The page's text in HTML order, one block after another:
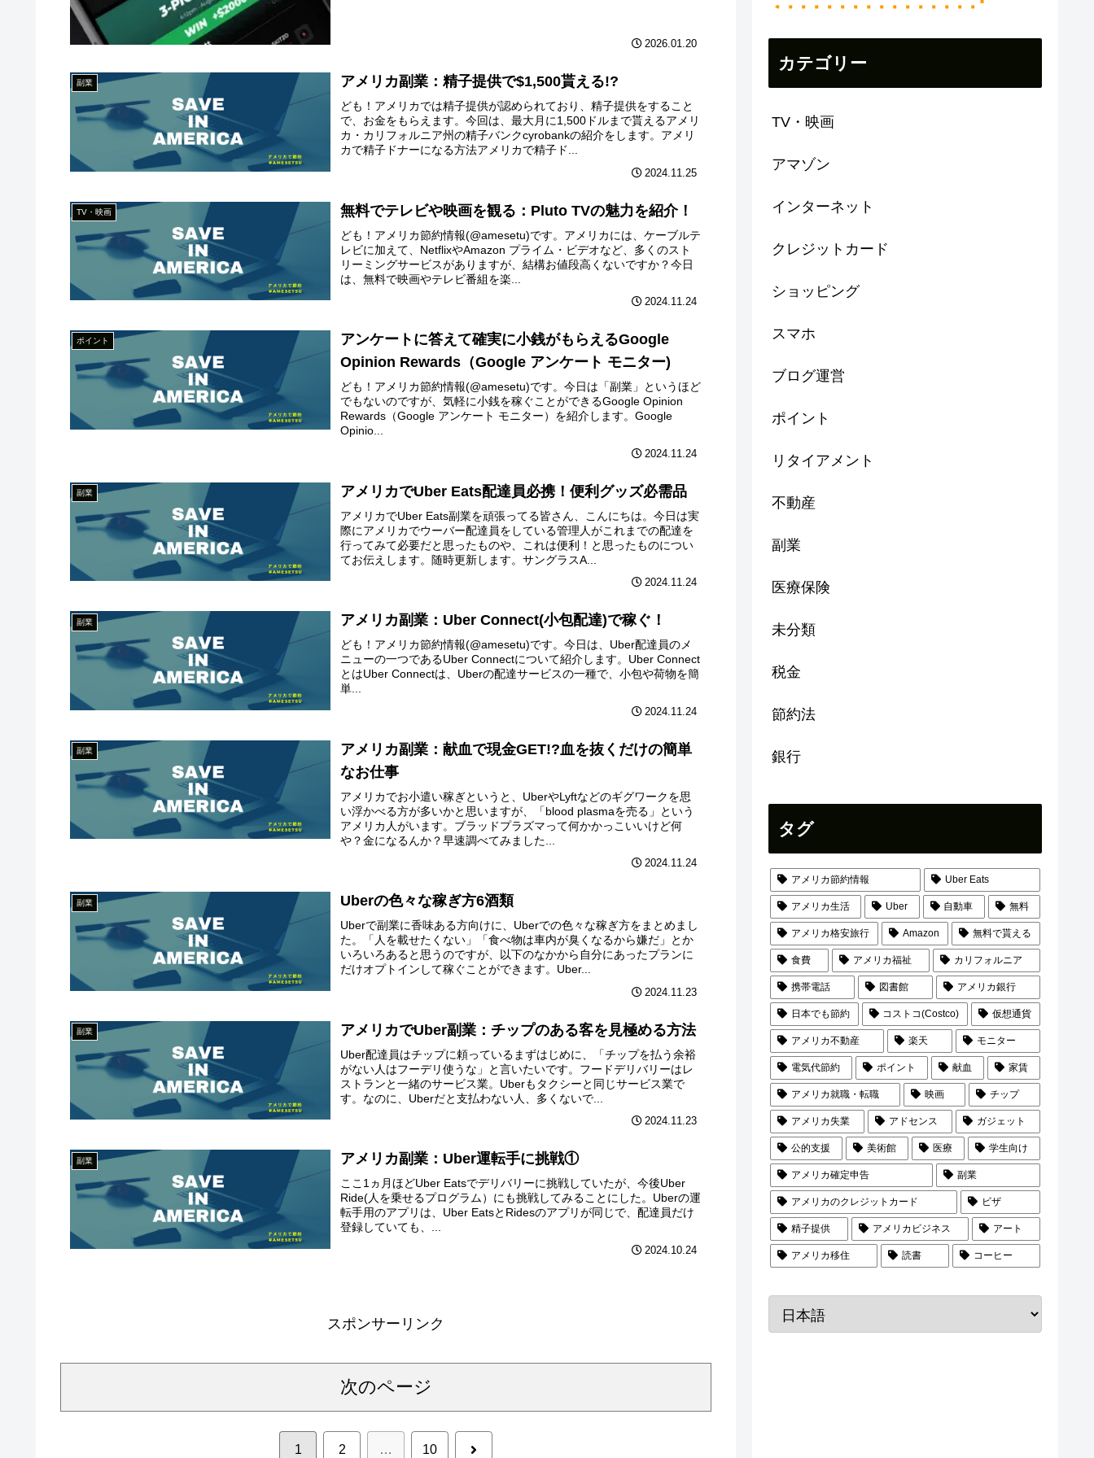
2026.01.20
副業 アメリカ副業：精子提供で$1,500貰える!?
ども！アメリカでは精子提供が認められており、精子提供をすること
で、お金をもらえます。今回は、最大月に1,500ドルまで貰えるアメリ
カ・カリフォルニア州の精子バンクcyrobankの紹介をします。アメリ
カで精子ドナーになる方法アメリカで精子ド...
2024.11.25
TV・映画 無料でテレビや映画を観る：Pluto TVの魅力を紹介！
ども！アメリカ節約情報(@amesetu)です。アメリカには、ケーブルテ
レビに加えて、NetflixやAmazon プライム・ビデオなど、多くのスト
リーミングサービスがありますが、結構お値段高くないですか？今日
は、無料で映画やテレビ番組を楽...
2024.11.24
ポイント
アンケートに答えて確実に小銭がもらえるGoogle
Opinion Rewards（Google アンケート モニター)
ども！アメリカ節約情報(@amesetu)です。今日は「副業」というほど
でもないのですが、気軽に小銭を稼ぐことができるGoogle Opinion
Rewards（Google アンケート モニター）を紹介します。Google
Opinio...
2024.11.24
副業 アメリカでUber Eats配達員必携！便利グッズ必需品
アメリカでUber Eats副業を頑張ってる皆さん、こんにちは。今日は実
際にアメリカでウーバー配達員をしている管理人がこれまでの配達を
行ってみて必要だと思ったものや、これは便利！と思ったものについ
てお伝えします。随時更新します。サングラスA...
2024.11.24
副業 アメリカ副業：Uber Connect(小包配達)で稼ぐ！
ども！アメリカ節約情報(@amesetu)です。今日は、Uber配達員のメ
ニューの一つであるUber Connectについて紹介します。Uber Connect
とはUber Connectは、Uberの配達サービスの一種で、小包や荷物を簡
単...
2024.11.24
副業
アメリカ副業：献血で現金GET!?血を抜くだけの簡単
なお仕事
アメリカでお小遣い稼ぎというと、UberやLyftなどのギグワークを思
い浮かべる方が多いかと思いますが、「blood plasmaを売る」という
アメリカ人がいます。ブラッドプラズマって何かかっこいいけど何
や？金になるんか？早速調べてみました...
2024.11.24
副業 Uberの色々な稼ぎ方6酒類
Uberで副業に香味ある方向けに、Uberでの色々な稼ぎ方をまとめまし
た。「人を載せたくない」「食べ物は車内が臭くなるから嫌だ」とか
いろいろあると思うのですが、以下のなかから自分にあったプランに
だけオプトインして稼ぐことができます。Uber...
2024.11.23
副業 アメリカでUber副業：チップのある客を見極める方法
Uber配達員はチップに頼っているまずはじめに、「チップを払う余裕
がない人はフーデリ使うな」と言いたいです。フードデリバリーはレ
ストランと一緒のサービス業。Uberもタクシーと同じサービス業で
す。なのに、Uberだと支払わない人、多くないで...
2024.11.23
副業 アメリカ副業：Uber運転手に挑戦①
ここ1ヵ月ほどUber Eatsでデリバリーに挑戦していたが、今後Uber
Ride(人を乗せるプログラム）にも挑戦してみることにした。Uberの運
転手用のアプリは、Uber EatsとRidesのアプリが同じで、配達員だけ
登録していても、...
2024.10.24
スポンサーリンク
次のページ
1 2 … 10 次
カテゴリー
TV・映画
アマゾン
インターネット
クレジットカード
ショッピング
スマホ
ブログ運営
ポイント
リタイアメント
不動産
副業
医療保険
未分類
税金
節約法
銀行
タグ
アメリカ節約情報 Uber Eats
アメリカ生活 Uber 自動車 無料
アメリカ格安旅行 Amazon 無料で貰える
食費 アメリカ福祉 カリフォルニア
携帯電話 図書館 アメリカ銀行
日本でも節約 コストコ(Costco) 仮想通貨
アメリカ不動産 楽天 モニター
電気代節約 ポイント 献血 家賃
アメリカ就職・転職 映画 チップ
アメリカ失業 アドセンス ガジェット
公的支援 美術館 医療 学生向け
アメリカ確定申告 副業
アメリカのクレジットカード ビザ
精子提供 アメリカビジネス アート
アメリカ移住 読書 コーヒー